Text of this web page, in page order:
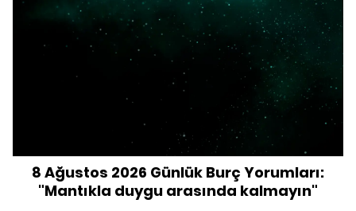
8 Ağustos 2026 Günlük Burç Yorumları:
"Mantıkla duygu arasında kalmayın"